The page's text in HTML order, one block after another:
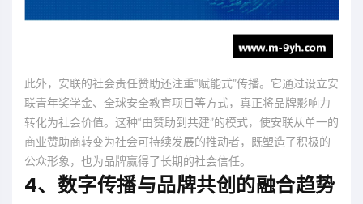
此外，安联的社会责任赞助还注重“赋能式”传播。它通过设立安
联青年奖学金、全球安全教育项目等方式，真正将品牌影响力
转化为社会价值。这种“由赞助到共建”的模式，使安联从单一的
商业赞助商转变为社会可持续发展的推动者，既塑造了积极的
公众形象，也为品牌赢得了长期的社会信任。
4、数字传播与品牌共创的融合趋势